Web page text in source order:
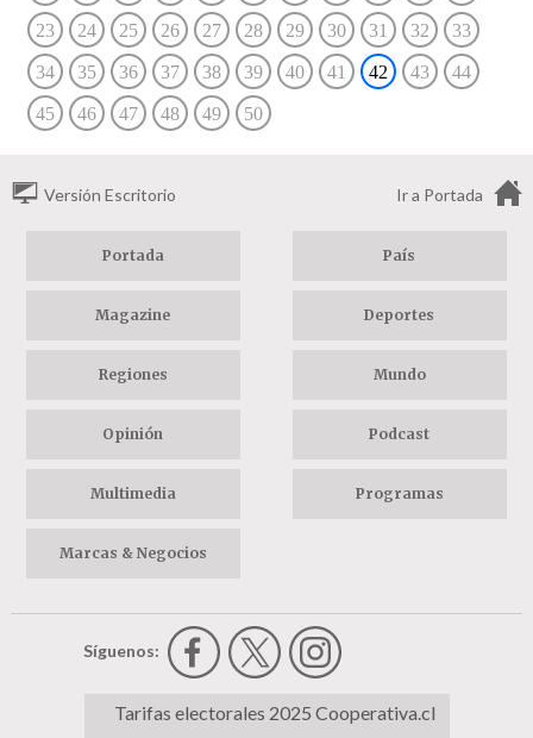
23 24 25 26 27 28 29 30 31 32 33
34 35 36 37 38 39 40 41 42 43 44
45 46 47 48 49 50
Versión Escritorio Ir a Portada
Portada País
Magazine Deportes
Regiones Mundo
Opinión Podcast
Multimedia Programas
Marcas & Negocios
Síguenos:
Tarifas electorales 2025 Cooperativa.cl